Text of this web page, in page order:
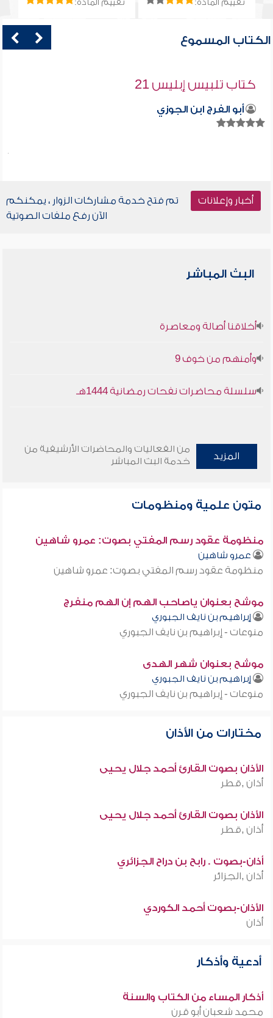
تقييم المادة: تقييم المادة:
الكتاب المسموع
كتاب تلبيس إبليس 21
أبو الفرج ابن الجوزي
أخبار وإعلانات
تم فتح خدمة مشاركات الزوار ، يمكنكم
الآن رفع ملفات الصوتية
البث المباشر
أخلاقنا أصالة ومعاصرة
وأمنهم من خوف 9
سلسلة محاضرات نفحات رمضانية 1444هـ
المزيد
من الفعاليات والمحاضرات الأرشيفية من
خدمة البث المباشر
متون علمية ومنظومات
منظومة عقود رسم المفتي بصوت: عمرو شاهين
عمرو شاهين
منظومة عقود رسم المفتي بصوت: عمرو شاهين
موشح بعنوان ياصاحب الهم إن الهم منفرج
إبراهيم بن نايف الجبوري
منوعات - إبراهيم بن نايف الجبوري
موشح بعنوان شهر الهدى
إبراهيم بن نايف الجبوري
منوعات - إبراهيم بن نايف الجبوري
مختارات من الأذان
الأذان بصوت القارئ أحمد جلال يحيى
أذان ,قطر
الأذان بصوت القارئ أحمد جلال يحيى
أذان ,قطر
أذان-بصوت . رابح بن دراح الجزائري
أذان ,الجزائر
الأذان-بصوت أحمد الكوردي
أذان
أدعية وأذكار
أذكار المساء من الكتاب والسنة
محمد شعبان أبو قرن